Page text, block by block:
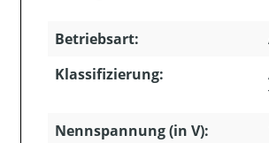
Betriebsart:
Klassifizierung:
Nennspannung (in V):